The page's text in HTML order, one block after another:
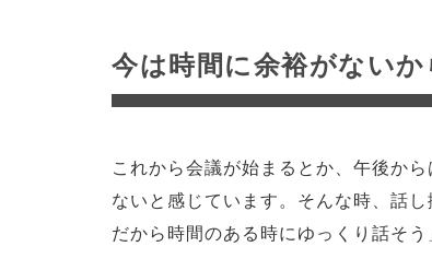
今は時間に余裕がない
これから会議が始まるとか、午後か
ないと感じています。そんな時、話
だから時間のある時にゆっくり話そう